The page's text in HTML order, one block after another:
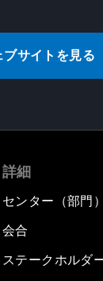
サイトを見る
詳細
センター（部門）
会合
ステークホルダ